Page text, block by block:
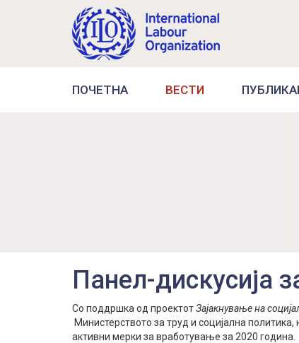
ПОЧЕТНА ВЕСТИ
Панел-дискусија
Со поддршка од проектотЗајакнување на
Министерството за труд и социјална
активни мерки за вработување за 2020 година.